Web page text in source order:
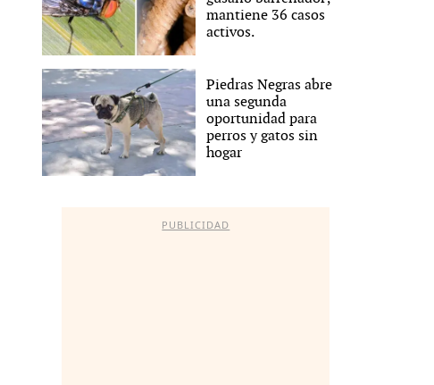
mantiene 36 casos
activos.
Piedras Negras abre
una segunda
oportunidad para
perros y gatos sin
hogar
PUBLICIDAD